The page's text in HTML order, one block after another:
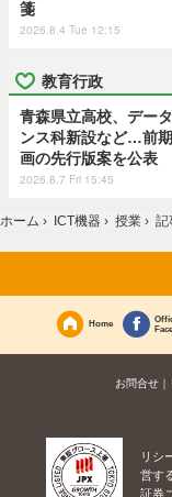
箋
2026.8.4 Tue 12:15
教育行政
青森県立高校、デー
ンス科新設など…前
画の先行版案を公表
2026.8.7 Fri 15:45
ホーム › ICT機器 › 授業 › 記
Home
お問合せ
リシ
営す
証券